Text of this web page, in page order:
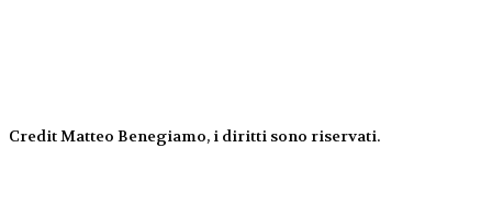
Credit Matteo Benegiamo, i diritti sono riservati.